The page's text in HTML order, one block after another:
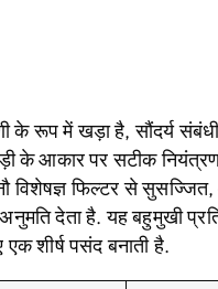
रूप में खड़ा है, सौंदर्य
के आकार पर सटीक
नौ विशेषज्ञ फिल्टर से
देता है. यह बहुमुखी
शीर्ष पसंद बनाती है.